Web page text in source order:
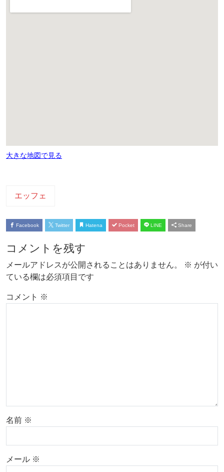
大きな地図で見る
エッフェ
Facebook Twitter Hatena Pocket LINE Share
コメントを残す
メールアドレスが公開されることはありません。 ※ が付い
ている欄は必須項目です
コメント ※
名前 ※
メール ※